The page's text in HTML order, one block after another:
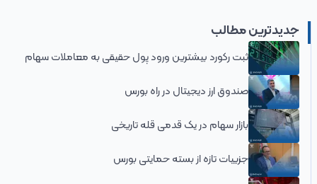
جدیدترین مطالب
ثبت رکورد بیشترین ورود پول حقیقی به معاملات سهام
صندوق ارز دیجیتال در راه بورس
بازار سهام در یک قدمی قله تاریخی
جزییات تازه از بسته حمایتی بورس